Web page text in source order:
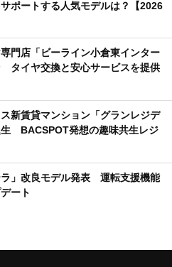
サポートする人気モデルは？【2026
門店「ビーライン小倉東インター
タイヤ交換と安心サービスを提供
新賃貸マンション「グランレジデ
生 BACSPOT発想の趣味共生レジ
ラ」改良モデル発表 運転支援機能
ート